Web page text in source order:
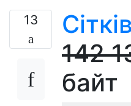
13
142
байт